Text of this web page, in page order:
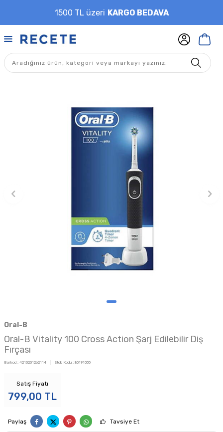
1500 TL üzeri KARGO BEDAVA
Oral-B
Oral-B Vitality 100 Cross Action Şarj Edilebilir Diş
Fırçası
Barkod : 4210201262114 Stok Kodu : 80191055
Satış Fiyatı
799,00 TL
Paylaş Tavsiye Et